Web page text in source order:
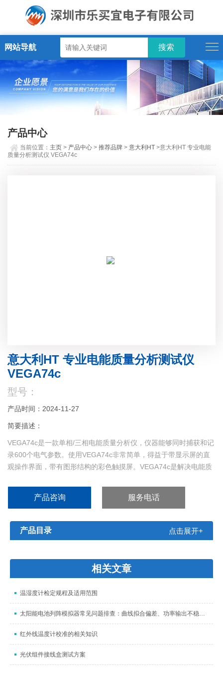
网站导航
产品中心
当前位置： 主页 > 产品中心 >推荐品牌 >意大利HT >意大利HT 专业电能
质量分析测试仪 VEGA74c
意大利HT 专业电能质量分析测试仪
VEGA74c
型号：
产品时间：2024-11-27
简要描述：
VEGA74c是一款单相/三相电能质量分析仪，仪器能够同时捕获和记
录600个电气参数。使用VEGA74c非常简单，得益于带显示屏的直
观操作界面，带有图形结构的彩色触摸屏。VEGA74c是解决电能质
的现象。VEGA74c进行的测量可以传输到具有USB或WiFi连接的PC
产品咨询 服务电话
产品目录 点击展开+
相关文章
温湿度计检定规程及适用范围
太阳能电池列阵模拟器常见问题排查：曲线拟合偏差、功率输出不稳与设备故障解决
红外线温度计校准的相关知识
光伏组件接线盒测试方案